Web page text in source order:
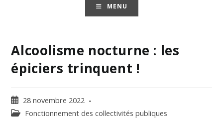
MENU
Alcoolisme nocturne : les
épiciers trinquent !
28 novembre 2022
Fonctionnement des collectivités publiques